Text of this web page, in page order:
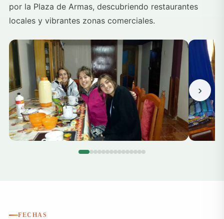
por la Plaza de Armas, descubriendo restaurantes
locales y vibrantes zonas comerciales.
›
FECHAS